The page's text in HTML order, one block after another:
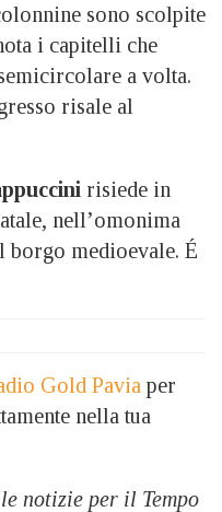
sono scolpite
i capitelli che
a volta.
risale al
risiede in
nell’omonima
medioevale. É
Gold Pavia per
nella tua
notizie per il Tempo